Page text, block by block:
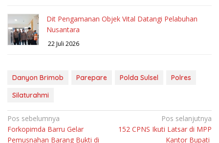
Dit Pengamanan Objek Vital Datangi Pelabuhan
Nusantara
22 Juli 2026
Danyon Brimob Parepare Polda Sulsel
Polres
Silaturahmi
Navigasi
pos
Pos sebelumnya
Forkopimda Barru Gelar
Pemusnahan Barang Bukti di
Pos selanjutnya
152 CPNS Ikuti Latsar di MPP
Kantor Bupati